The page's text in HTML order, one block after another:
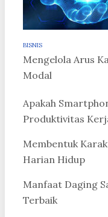
BISNIS
Mengelola Arus
Modal
Apakah
Produktivitas
Membentuk
Harian Hidup
Manfaat Daging
Terbaik